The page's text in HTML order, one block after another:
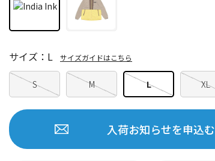
S M L XL
サイズ：L サイズガイドはこちら
入荷お知らせを申込む